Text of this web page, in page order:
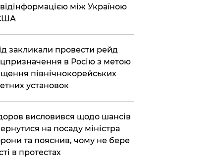
між Україною
закликали провести рейд
в Росію з метою
північнокорейських
установок
висловився щодо шансів
на посаду міністра
та пояснив, чому не бере
в протестах